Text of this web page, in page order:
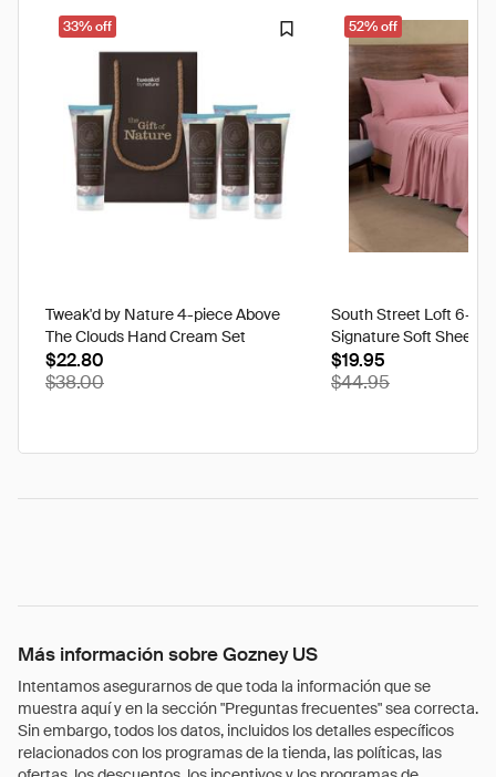
33% off
Tweak'd by Nature 4-piece Above
The Clouds Hand Cream Set
$22.80
$38.00
52% off
South Street Loft 6-
Signature Soft Sheet
$19.95
$44.95
Más información sobre Gozney US
Intentamos asegurarnos de que toda la información que se
muestra aquí y en la sección "Preguntas frecuentes" sea correcta.
Sin embargo, todos los datos, incluidos los detalles específicos
relacionados con los programas de la tienda, las políticas, las